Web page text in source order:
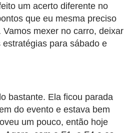
um acerto diferente no
que eu mesma preciso
mexer no carro, deixar
para sábado e
bastante. Ela ficou parada
do evento e estava bem
um pouco, então hoje